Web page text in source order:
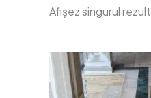
Afișez singurul